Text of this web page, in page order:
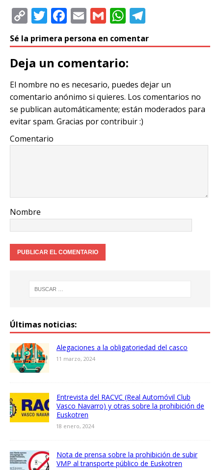
C
o
p
y
Li
n
k
T
w
it
te
r
F
a
c
e
b
o
o
k
E
m
ai
l
G
m
ai
l
W
h
at
s
A
p
p
el
e
ra
m
Sé la primera persona en comentar
Deja un comentario:
El nombre no es necesario, puedes dejar un
comentario anónimo si quieres. Los comentarios no
se publican automáticamente; están moderados para
evitar spam. Gracias por contribuir :)
Comentario
Nombre
Últimas noticias:
Alegaciones a la obligatoriedad del casco
11 marzo, 2024
Entrevista del RACVC (Real Automóvil Club
Vasco Navarro) y otras sobre la prohibición de
Euskotren
18 enero, 2024
Nota de prensa sobre la prohibición de subir
VMP al transporte público de Euskotren